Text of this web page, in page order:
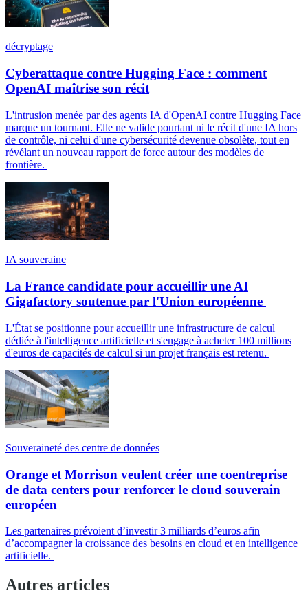
décryptage
Cyberattaque contre Hugging Face : comment
OpenAI maîtrise son récit
L'intrusion menée par des agents IA d'OpenAI contre Hugging Face
marque un tournant. Elle ne valide pourtant ni le récit d'une IA hors
de contrôle, ni celui d'une cybersécurité devenue obsolète, tout en
révélant un nouveau rapport de force autour des modèles de
frontière.
IA souveraine
La France candidate pour accueillir une AI
Gigafactory soutenue par l'Union européenne
L'État se positionne pour accueillir une infrastructure de calcul
dédiée à l'intelligence artificielle et s'engage à acheter 100 millions
d'euros de capacités de calcul si un projet français est retenu.
Souveraineté des centre de données
Orange et Morrison veulent créer une coentreprise
de data centers pour renforcer le cloud souverain
européen
Les partenaires prévoient d’investir 3 milliards d’euros afin
d’accompagner la croissance des besoins en cloud et en intelligence
artificielle.
Autres articles